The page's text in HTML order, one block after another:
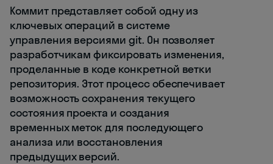
Коммит представляет собой одну из
ключевых операций в системе
управления версиями git. Он позволяет
разработчикам фиксировать изменения,
проделанные в коде конкретной ветки
репозитория. Этот процесс обеспечивает
возможность сохранения текущего
состояния проекта и создания
временных меток для последующего
анализа или восстановления
предыдущих версий.